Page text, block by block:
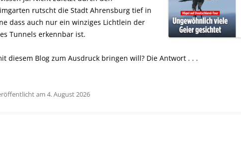
rutscht die Stadt Ahrensburg tief in
dass auch nur ein winziges Lichtlein der
Tunnels erkennbar ist.
diesem Blog zum Ausdruck bringen will? Die Antwort . . .
am 4. August 2026